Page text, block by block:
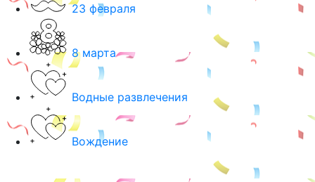
23 февраля
8 марта
Водные развлечения
Вождение